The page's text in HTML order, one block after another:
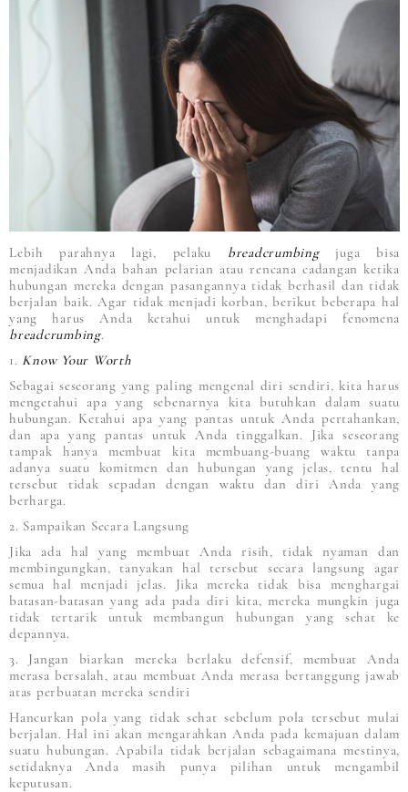
Lebih parahnya lagi, pelaku breadcrumbingjuga bisa
menjadikan Anda bahan pelarian atau rencana cadangan ketika
hubungan mereka dengan pasangannya tidak berhasil dan tidak
berjalan baik. Agar tidak menjadi korban, berikut beberapa hal
yang harus Anda ketahui untuk menghadapi fenomena
breadcrumbing.
1. Know Your Worth
Sebagai seseorang yang paling mengenal diri sendiri, kita harus
mengetahui apa yang sebenarnya kita butuhkan dalam suatu
hubungan. Ketahui apa yang pantas untuk Anda pertahankan,
dan apa yang pantas untuk Anda tinggalkan. Jika seseorang
tampak hanya membuat kita membuang-buang waktu tanpa
adanya suatu komitmen dan hubungan yang jelas, tentu hal
tersebut tidak sepadan dengan waktu dan diri Anda yang
berharga.
2. Sampaikan Secara Langsung
Jika ada hal yang membuat Anda risih, tidak nyaman dan
membingungkan, tanyakan hal tersebut secara langsung agar
semua hal menjadi jelas. Jika mereka tidak bisa menghargai
batasan-batasan yang ada pada diri kita, mereka mungkin juga
tidak tertarik untuk membangun hubungan yang sehat ke
depannya.
3. Jangan biarkan mereka berlaku defensif, membuat Anda
merasa bersalah, atau membuat Anda merasa bertanggung jawab
atas perbuatan mereka sendiri
Hancurkan pola yang tidak sehat sebelum pola tersebut mulai
berjalan. Hal ini akan mengarahkan Anda pada kemajuan dalam
suatu hubungan. Apabila tidak berjalan sebagaimana mestinya,
setidaknya Anda masih punya pilihan untuk mengambil
keputusan.